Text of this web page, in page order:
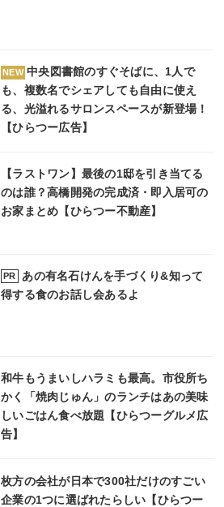
NEW 中央図書館のすぐそばに、1人で
も、複数名でシェアしても自由に使え
る、光溢れるサロンスペースが新登場！
【ひらつー広告】
【ラストワン】最後の1邸を引き当てる
のは誰？高橋開発の完成済・即入居可の
お家まとめ【ひらつー不動産】
PR
あの有名石けんを手づくり&知って
得する食のお話し会あるよ
和牛もうまいしハラミも最高。市役所ち
かく「焼肉じゅん」のランチはあの美味
しいごはん食べ放題【ひらつーグルメ広
告】
枚方の会社が日本で300社だけのすごい
企業の1つに選ばれたらしい【ひらつー